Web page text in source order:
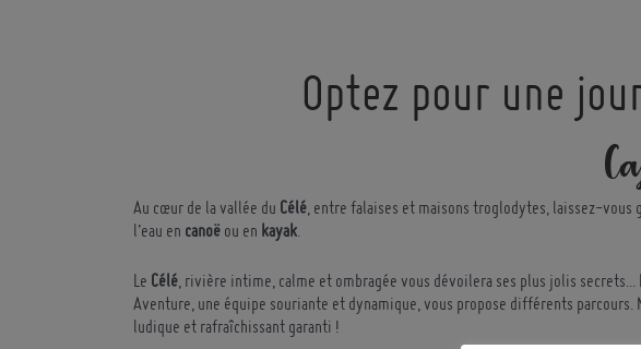
Optez pour une
Au cœur de la vallée du Célé, entre falaises et maisons troglodytes, laissez-vous
l’eau en canoë ou en kayak.
Le Célé, rivière intime, calme et ombragée vous dévoilera ses plus jolis secrets...
Aventure, une équipe souriante et dynamique, vous propose différents parcours.
ludique et rafraîchissant garanti !